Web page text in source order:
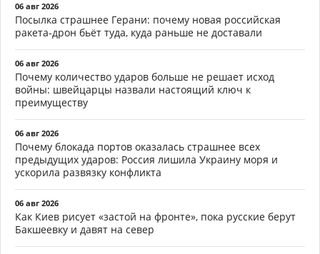
06 авг 2026
Посылка страшнее Герани: почему новая российская
ракета-дрон бьёт туда, куда раньше не доставали
06 авг 2026
Почему количество ударов больше не решает исход
войны: швейцарцы назвали настоящий ключ к
преимуществу
06 авг 2026
Почему блокада портов оказалась страшнее всех
предыдущих ударов: Россия лишила Украину моря и
ускорила развязку конфликта
06 авг 2026
Как Киев рисует «застой на фронте», пока русские берут
Бакшеевку и давят на север